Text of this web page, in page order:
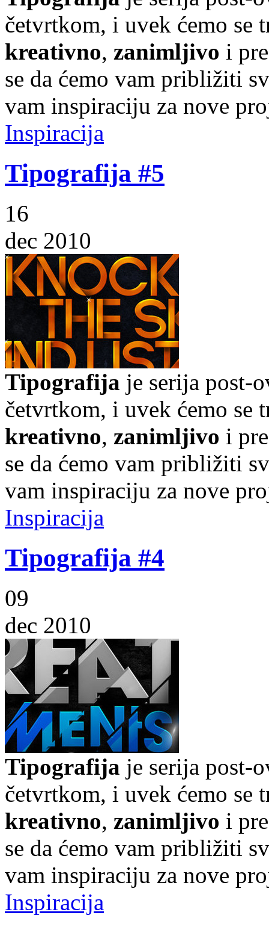
četvrtkom, i uvek ćemo se
kreativno, zanimljivo i
se da ćemo vam približiti
vam inspiraciju za nove
Inspiracija
Tipografija #5
16
dec 2010
Tipografija je serija post-
četvrtkom, i uvek ćemo se
kreativno, zanimljivo i
se da ćemo vam približiti
vam inspiraciju za nove
Inspiracija
Tipografija #4
09
dec 2010
Tipografija je serija post-
četvrtkom, i uvek ćemo se
kreativno, zanimljivo i
se da ćemo vam približiti
vam inspiraciju za nove
Inspiracija